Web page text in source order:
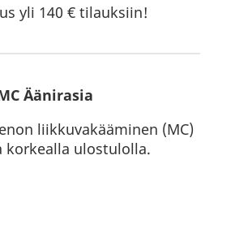
yli 140 € tilauksiin!
Äänirasia
liikkuvakääminen (MC)
korkealla ulostulolla.